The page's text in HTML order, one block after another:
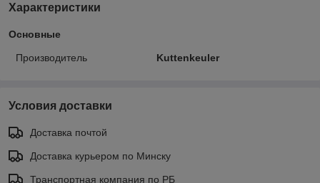
Характеристики
Основные
Производитель Kuttenkeuler
Условия доставки
Доставка почтой
Доставка курьером по Минску
Транспортная компания по РБ